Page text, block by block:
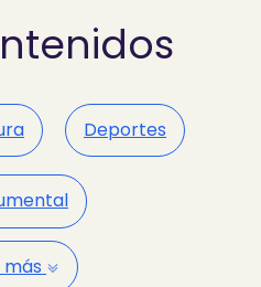
Deportes
más